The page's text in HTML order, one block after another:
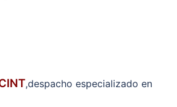
,despacho especializado en